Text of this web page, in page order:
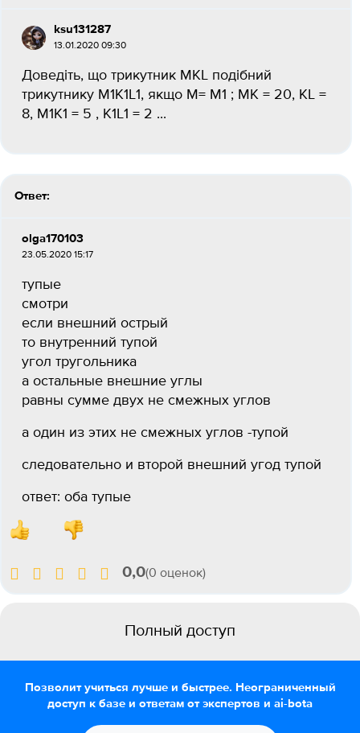
ksu131287
13.01.2020 09:30
Доведіть, що трикутник МКL подібний
трикутнику M1K1L1, якщо М= М1 ; МК = 20, КL =
8, M1K1 = 5 , K1L1 = 2 ​...
Ответ:
olga170103
23.05.2020 15:17
тупые
смотри
если внешний острый
то внутренний тупой
угол тругольника
а остальные внешние углы
равны сумме двух не смежных углов
а один из этих не смежных углов -тупой
следовательно и второй внешний угод тупой
ответ: оба тупые
0,0(0 оценок)
Полный доступ
Позволит учиться лучше и быстрее. Неограниченный
доступ к базе и ответам от экспертов и ai-bota